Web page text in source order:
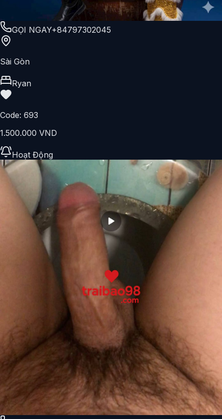
GỌI NGAY+84797302045
Sài Gòn
Ryan
Code: 693
1.500.000 VND
Hoạt Động